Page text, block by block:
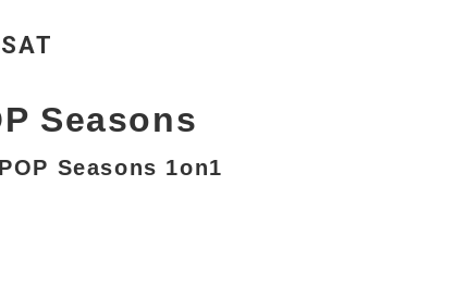
SAT
Seasons
Seasons 1on1